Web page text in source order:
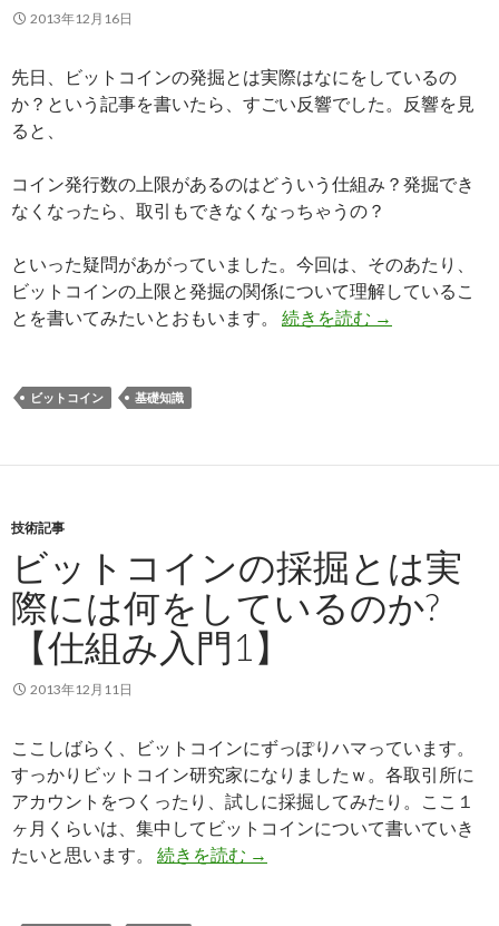
2013年12月16日
先日、ビットコインの発掘とは実際はなにをしているの
か？という記事を書いたら、すごい反響でした。反響を見
ると、
コイン発行数の上限があるのはどういう仕組み？発掘でき
なくなったら、取引もできなくなっちゃうの？
といった疑問があがっていました。今回は、そのあたり、
ビットコインの上限と発掘の関係について理解しているこ
とを書いてみたいとおもいます。 続きを読む ビットコイン
→
ビットコイン 基礎知識
技術記事
ビットコインの採掘とは実
際には何をしているのか?
【仕組み入門1】
2013年12月11日
ここしばらく、ビットコインにずっぽりハマっています。
すっかりビットコイン研究家になりましたｗ。各取引所に
アカウントをつくったり、試しに採掘してみたり。ここ１
ヶ月くらいは、集中してビットコインについて書いていき
たいと思います。 続きを読む ビットコインの採掘とは実際
→